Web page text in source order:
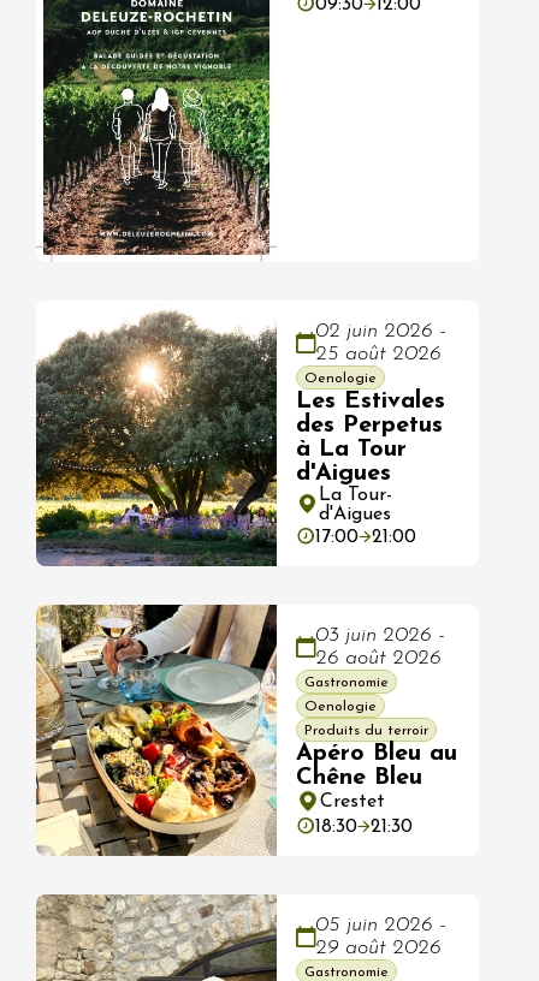
09:30 12:00
02 juin 2026 -
25 août 2026
Oenologie
Les Estivales
des Perpetus
à La Tour
d'Aigues
La Tour-
d'Aigues
17:00
21:00
03 juin 2026 -
26 août 2026
Gastronomie
Oenologie
Produits du terroir
Apéro Bleu au
Chêne Bleu
Crestet
18:30
21:30
05 juin 2026 -
29 août 2026
Gastronomie